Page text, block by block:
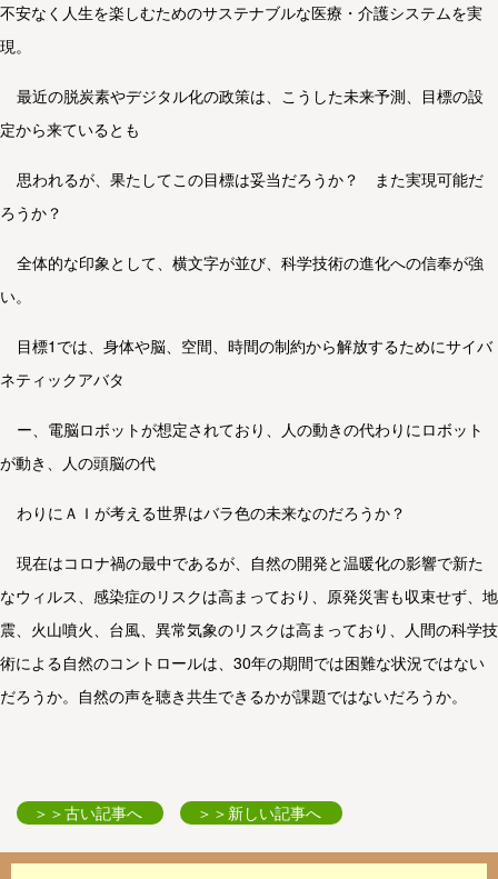
不安なく人生を楽しむためのサステナブルな医療・介護システムを実
現。
最近の脱炭素やデジタル化の政策は、こうした未来予測、目標の設
定から来ているとも
思われるが、果たしてこの目標は妥当だろうか？ また実現可能だ
ろうか？
全体的な印象として、横文字が並び、科学技術の進化への信奉が強
い。
目標1では、身体や脳、空間、時間の制約から解放するためにサイバ
ネティックアバタ
ー、電脳ロボットが想定されており、人の動きの代わりにロボット
が動き、人の頭脳の代
わりにＡＩが考える世界はバラ色の未来なのだろうか？
現在はコロナ禍の最中であるが、自然の開発と温暖化の影響で新た
なウィルス、感染症のリスクは高まっており、原発災害も収束せず、地
震、火山噴火、台風、異常気象のリスクは高まっており、人間の科学技
術による自然のコントロールは、30年の期間では困難な状況ではない
だろうか。自然の声を聴き共生できるかが課題ではないだろうか。
＞＞古い記事へ ＞＞新しい記事へ